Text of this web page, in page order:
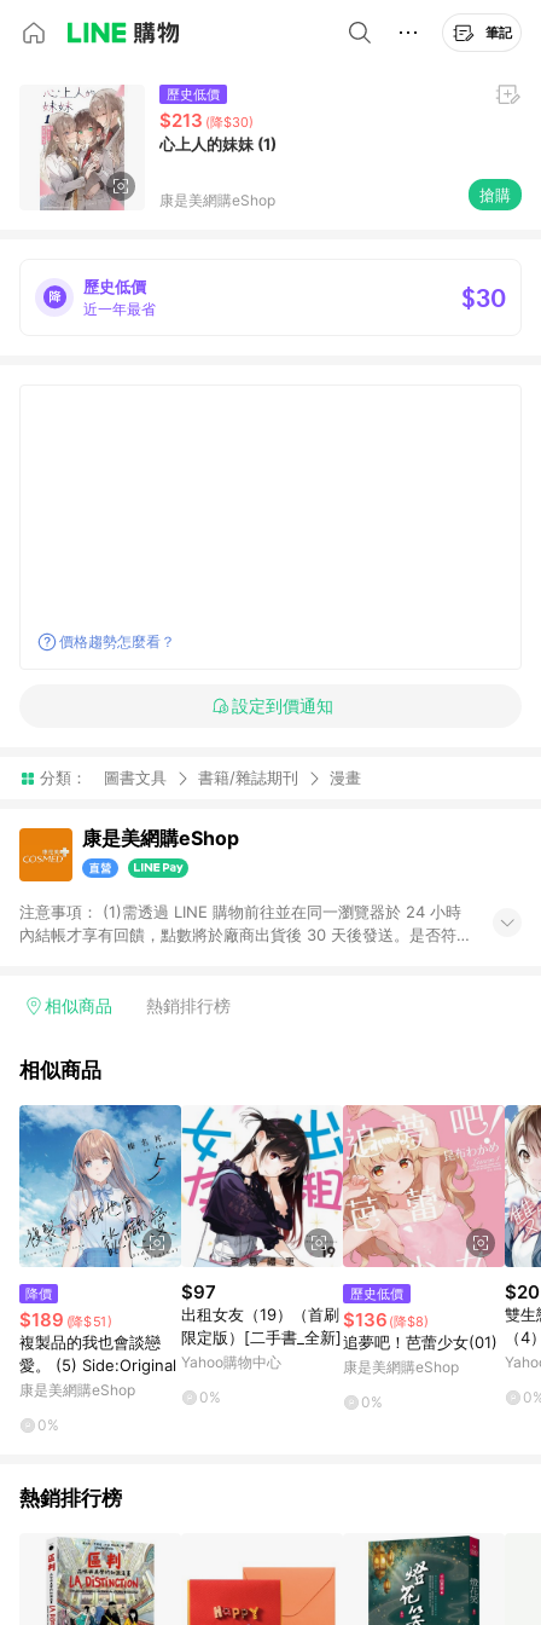
筆記
歷史低價
$213 (降$30)
心上人的妹妹 (1)
康是美網購eShop 搶購
歷史低價
近一年最省 $30
價格趨勢怎麼看？
設定到價通知
分類： 圖書文具 書籍/雜誌期刊 漫畫
康是美網購eShop
注意事項：​ (1)需透過 LINE 購物前往並在同一瀏覽器於 24 小時
內結帳才享有回饋，點數將於廠商出貨後 30 天後發送。​是否符
黃金鑽飾/精品相關/3C數位(含周邊)/家電視聽/運動戶外/母嬰用
饋%」，將於訂單成立後由「LINE購物通知」之官方帳號訊息通
依LINE購物網站訂單成立通知為準。​​ (5)LINE購物設有「單一商
品最高回饋點數」機制 (部分時段開放「回饋無上限」)，以同一
訂單中同一商品不論件數計算，請依訂單成立當下LINE購物的回
饋機制為準。
相似商品 熱銷排行榜
相似商品
降價
$189 (降$51)
複製品的我也會談戀
愛。 (5) Side:Original
康是美網購eShop
0%
$97
出租女友（19）（首刷
限定版）[二手書_全新]
Yahoo購物中心
0%
歷史低價
$136 (降$8)
追夢吧！芭蕾少女(01)
康是美網購eShop
0%
雙生
（4
熱銷排行榜